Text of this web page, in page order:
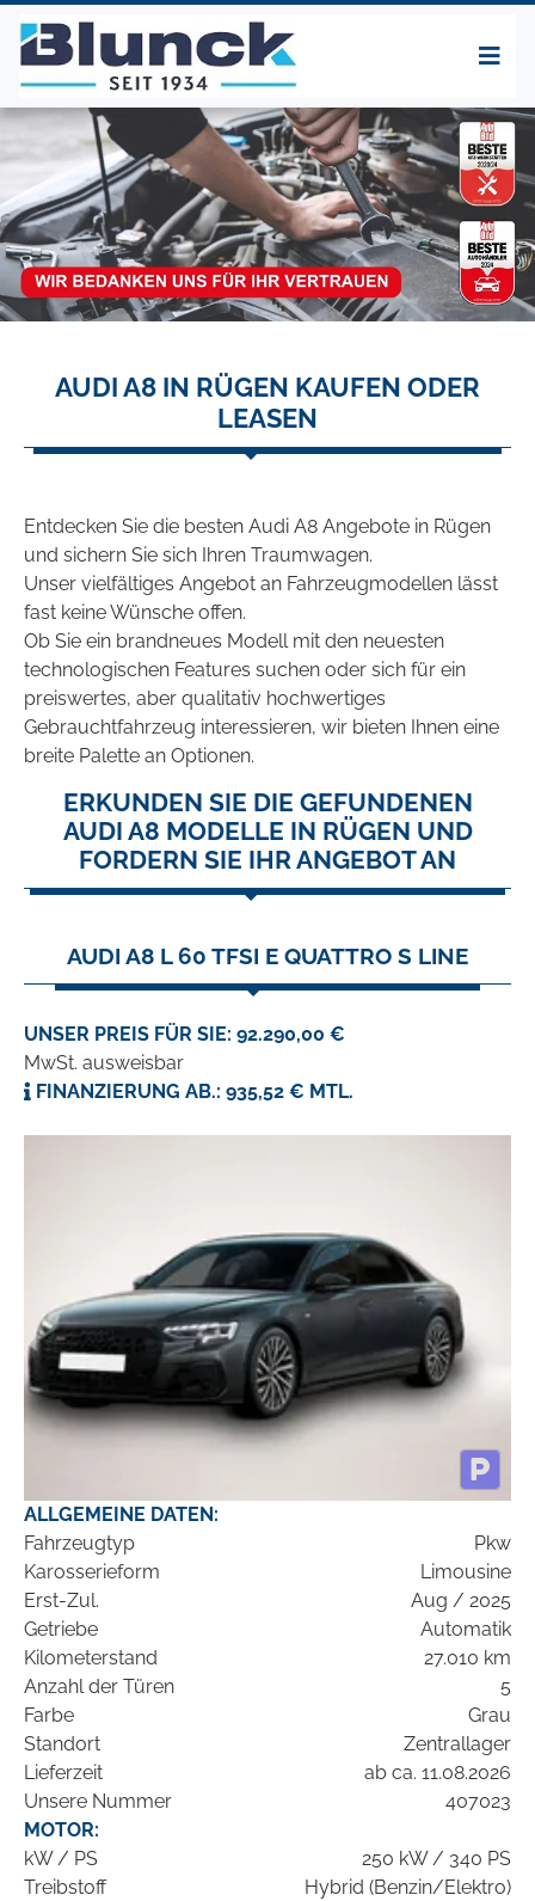
AUDI A8 IN RÜGEN KAUFEN ODER
LEASEN
Entdecken Sie die besten Audi A8 Angebote in Rügen
und sichern Sie sich Ihren Traumwagen.
Unser vielfältiges Angebot an Fahrzeugmodellen lässt
fast keine Wünsche offen.
Ob Sie ein brandneues Modell mit den neuesten
technologischen Features suchen oder sich für ein
preiswertes, aber qualitativ hochwertiges
Gebrauchtfahrzeug interessieren, wir bieten Ihnen eine
breite Palette an Optionen.
ERKUNDEN SIE DIE GEFUNDENEN
AUDI A8 MODELLE IN RÜGEN UND
FORDERN SIE IHR ANGEBOT AN
AUDI A8 L 60 TFSI E QUATTRO S LINE
UNSER PREIS FÜR SIE: 92.290,00 €
MwSt. ausweisbar
FINANZIERUNG AB.: 935,52 € MTL.
ALLGEMEINE DATEN:
Fahrzeugtyp
Pkw
Karosserieform
Limousine
Erst-Zul.
Aug / 2025
Getriebe
Automatik
Kilometerstand
27.010 km
Anzahl der Türen
5
Farbe
Grau
Standort
Zentrallager
Lieferzeit
ab ca. 11.08.2026
Unsere Nummer
407023
MOTOR:
kW / PS
250 kW / 340 PS
Treibstoff
Hybrid (Benzin/Elektro)